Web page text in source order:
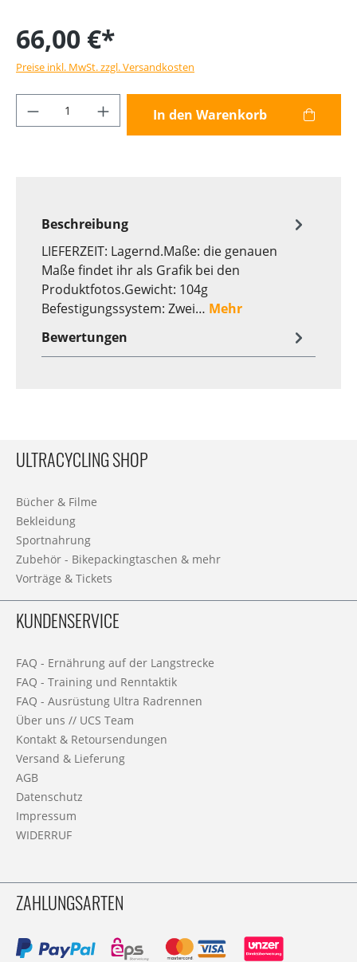
66,00 €*
Preise inkl. MwSt. zzgl. Versandkosten
Produkt Anzahl: Gib den gewünschten
In den Warenkorb
Beschreibung
LIEFERZEIT: Lagernd.Maße: die genauen
Maße findet ihr als Grafik bei den
Produktfotos.Gewicht: 104g
Befestigungssystem: Zwei… Mehr
Bewertungen
ULTRACYCLING SHOP
Bücher & Filme
Bekleidung
Sportnahrung
Zubehör - Bikepackingtaschen & mehr
Vorträge & Tickets
KUNDENSERVICE
FAQ - Ernährung auf der Langstrecke
FAQ - Training und Renntaktik
FAQ - Ausrüstung Ultra Radrennen
Über uns // UCS Team
Kontakt & Retoursendungen
Versand & Lieferung
AGB
Datenschutz
Impressum
WIDERRUF
ZAHLUNGSARTEN